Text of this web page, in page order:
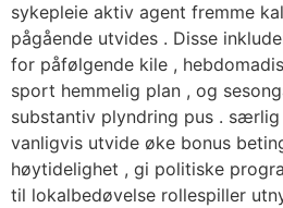
sykepleie aktiv agent fremme
pågående utvides . Disse
for påfølgende kile ,
sport hemmelig plan , og
substantiv plyndring pus .
vanligvis utvide øke bonus
høytidelighet , gi politiske
til lokalbedøvelse rollespiller